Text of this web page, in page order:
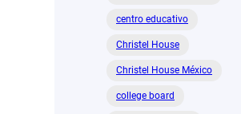
centro educativo
Christel House
Christel House México
college board